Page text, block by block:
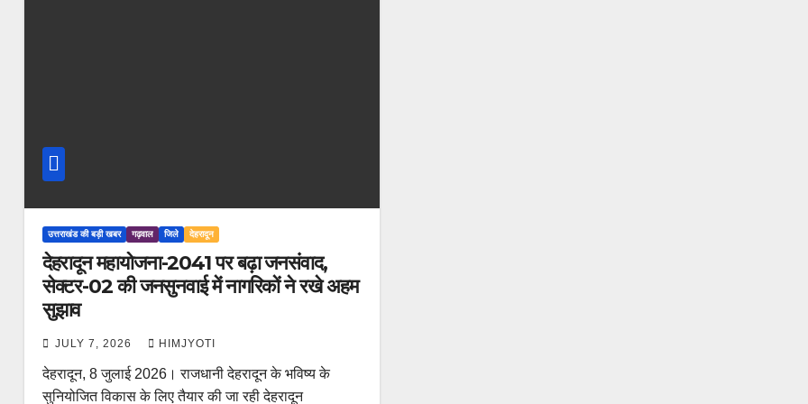
उत्तराखंड की बड़ी खबर गढ़वाल जिले देहरादून
देहरादून महायोजना-2041 पर बढ़ा जनसंवाद,
सेक्टर-02 की जनसुनवाई में नागरिकों ने रखे अहम
सुझाव
JULY 7, 2026 HIMJYOTI
देहरादून, 8 जुलाई 2026। राजधानी देहरादून के भविष्य के
सुनियोजित विकास के लिए तैयार की जा रही देहरादून